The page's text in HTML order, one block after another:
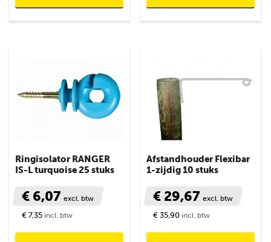
Ringisolator RANGER
IS-L turquoise 25 stuks
€ 6,07 excl. btw
€ 7,35 incl. btw
Afstandhouder Flexibar
1-zijdig 10 stuks
€ 29,67excl. btw
€ 35,90 incl. btw